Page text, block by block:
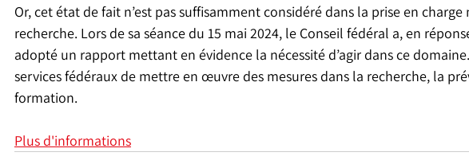
Or, cet état de fait n’est pas suffisamment considéré dans la prise en
recherche. Lors de sa séance du 15 mai 2024, le Conseil fédéral a, en
adopté un rapport mettant en évidence la nécessité d’agir dans ce
services fédéraux de mettre en œuvre des mesures dans la recherche, la
formation.
Plus d'informations